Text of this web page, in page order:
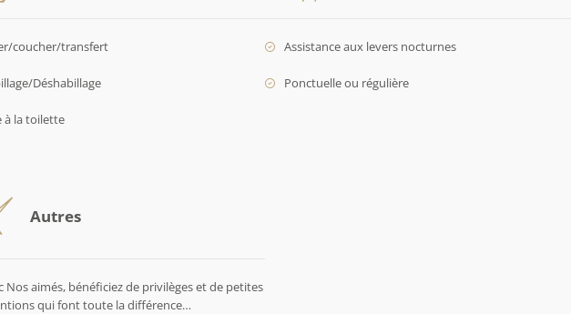
coucher/transfert
Déshabillage
à la toilette
Assistance aux levers nocturnes
Ponctuelle ou régulière
Autres
Nos aimés, bénéficiez de privilèges et de petites
qui font toute la différence…